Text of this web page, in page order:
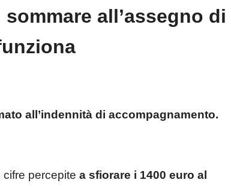
all’assegno di
all’indennità di accompagnamento.
percepite a sfiorare i 1400 euro al